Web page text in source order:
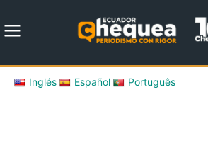
Inglés Español Português